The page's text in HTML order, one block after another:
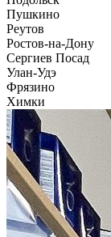
Пушкино
Реутов
Ростов-на-Дону
Сергиев Посад
Улан-Удэ
Фрязино
Химки